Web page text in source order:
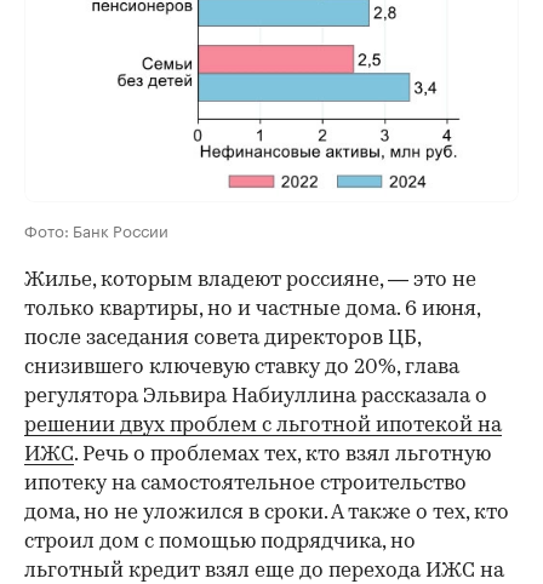
Фото: Банк России
Жилье, которым владеют россияне, — это не
только квартиры, но и частные дома. 6 июня,
после заседания совета директоров ЦБ,
снизившего ключевую ставку до 20%, глава
регулятора Эльвира Набиуллина рассказала о
решении двух проблем с льготной ипотекой на
ИЖС. Речь о проблемах тех, кто взял льготную
ипотеку на самостоятельное строительство
дома, но не уложился в сроки. А также о тех, кто
строил дом с помощью подрядчика, но
льготный кредит взял еще до перехода ИЖС на